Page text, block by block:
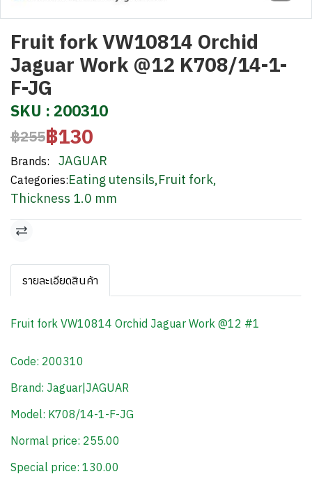
Fruit fork VW10814 Orchid
Jaguar Work @12 K708/14-1-
F-JG
SKU : 200310
฿255฿130
Brands: JAGUAR
Categories:Eating utensils,Fruit fork,
Thickness 1.0 mm
รายละเอียดสินค้า
Fruit fork VW10814 Orchid Jaguar Work @12 #1
Code: 200310
Brand: Jaguar|JAGUAR
Model: K708/14-1-F-JG
Normal price: 255.00
Special price: 130.00